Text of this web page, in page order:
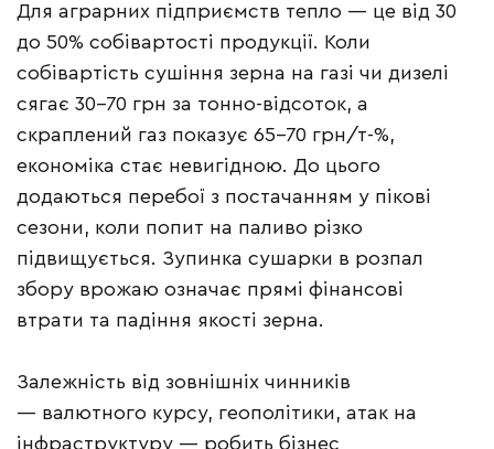
Для аграрних підприємств тепло — це від 30
до 50% собівартості продукції. Коли
собівартість сушіння зерна на газі чи дизелі
сягає 30–70 грн за тонно-відсоток, а
скраплений газ показує 65–70 грн/т-%,
економіка стає невигідною. До цього
додаються перебої з постачанням у пікові
сезони, коли попит на паливо різко
підвищується. Зупинка сушарки в розпал
збору врожаю означає прямі фінансові
втрати та падіння якості зерна.
Залежність від зовнішніх чинників
— валютного курсу, геополітики, атак на
інфраструктуру — робить бізнес